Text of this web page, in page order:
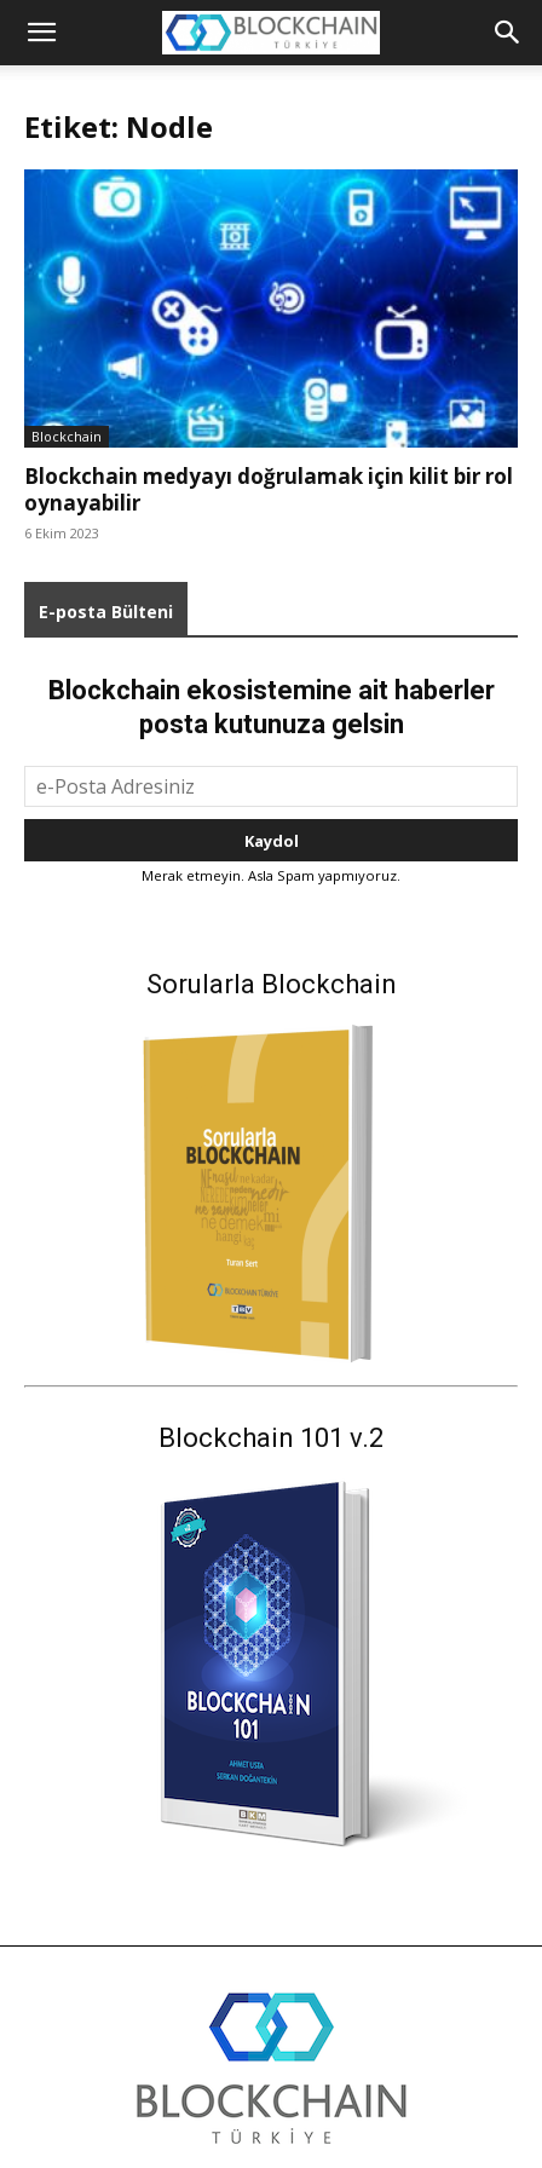
Blockchain
Etiket: Nodle
Blockchain
Blockchain medyayı doğrulamak için kilit bir rol
oynayabilir
6 Ekim 2023
E-posta Bülteni
Blockchain ekosistemine ait haberler
posta kutunuza gelsin
Merak etmeyin. Asla Spam yapmıyoruz.
Sorularla Blockchain
Blockchain 101 v.2